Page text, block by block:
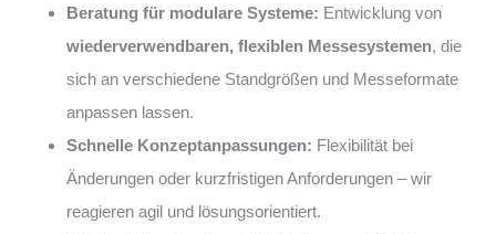
Beratung für modulare Systeme: Entwicklung von
wiederverwendbaren, flexiblen Messesystemen, die
sich an verschiedene Standgrößen und Messeformate
anpassen lassen.
Schnelle Konzeptanpassungen: Flexibilität bei
Änderungen oder kurzfristigen Anforderungen – wir
reagieren agil und lösungsorientiert.